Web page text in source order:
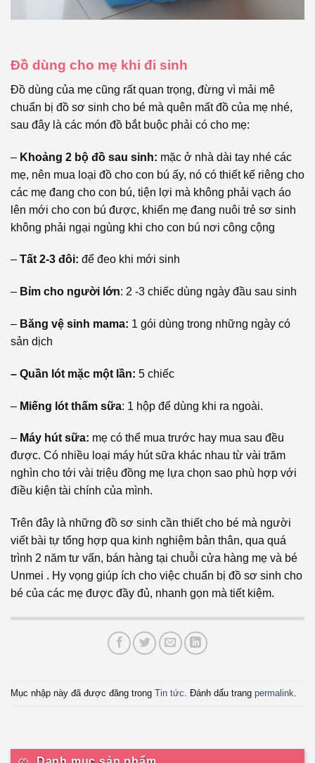
Đồ dùng cho mẹ khi đi sinh
Đồ dùng của mẹ cũng rất quan trọng, đừng vì mải mê
chuẩn bị đồ sơ sinh cho bé mà quên mất đồ của mẹ nhé,
sau đây là các món đồ bắt buộc phải có cho mẹ:
– Khoảng 2 bộ đồ sau sinh: mặc ở nhà dài tay nhé các
mẹ, nên mua loại đồ cho con bú ấy, nó có thiết kế riêng cho
các mẹ đang cho con bú, tiện lợi mà không phải vạch áo
lên mới cho con bú được, khiến mẹ đang nuôi trẻ sơ sinh
không phải ngại ngùng khi cho con bú nơi công cộng
– Tất 2-3 đôi: để đeo khi mới sinh
– Bỉm cho người lớn: 2 -3 chiếc dùng ngày đầu sau sinh
– Băng vệ sinh mama: 1 gói dùng trong những ngày có
sản dịch
– Quần lót mặc một lần: 5 chiếc
– Miếng lót thấm sữa: 1 hộp để dùng khi ra ngoài.
– Máy hút sữa: mẹ có thể mua trước hay mua sau đều
được. Có nhiều loại máy hút sữa khác nhau từ vài trăm
nghìn cho tới vài triệu đồng mẹ lựa chọn sao phù hợp với
điều kiện tài chính của mình.
Trên đây là những đồ sơ sinh cần thiết cho bé mà người
viết bài tự tổng hợp qua kinh nghiệm bản thân, qua quá
trình 2 năm tư vấn, bán hàng tại chuỗi cửa hàng mẹ và bé
Unmei . Hy vọng giúp ích cho việc chuẩn bị đồ sơ sinh cho
bé của các mẹ được đầy đủ, nhanh gọn mà tiết kiệm.
Mục nhập này đã được đăng trong Tin tức . Đánh dấu trang permalink